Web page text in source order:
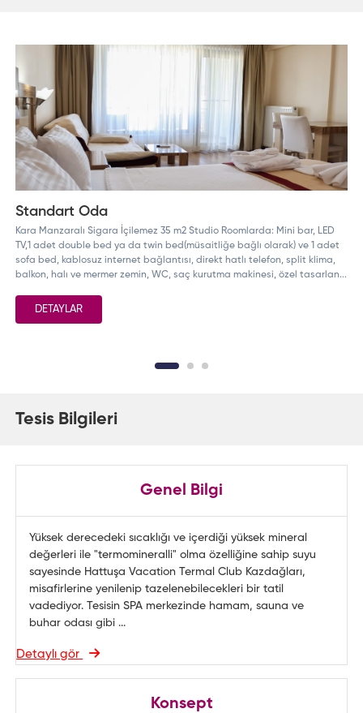
Standart Oda
Kara Manzaralı Sigara İçilemez 35 m2 Studio Roomlarda: Mini bar, LED
TV,1 adet double bed ya da twin bed(müsaitliğe bağlı olarak) ve 1 adet
sofa bed, kablosuz internet bağlantısı, direkt hatlı telefon, split klima,
balkon, halı ve mermer zemin, WC, saç kurutma makinesi, özel tasarlan...
DETAYLAR
Tesis Bilgileri
Genel Bilgi
Yüksek derecedeki sıcaklığı ve içerdiği yüksek mineral
değerleri ile "termomineralli" olma özelliğine sahip suyu
sayesinde Hattuşa Vacation Termal Club Kazdağları,
misafirlerine yenilenip tazelenebilecekleri bir tatil
vadediyor. Tesisin SPA merkezinde hamam, sauna ve
buhar odası gibi ...
Detaylı gör
Konsept